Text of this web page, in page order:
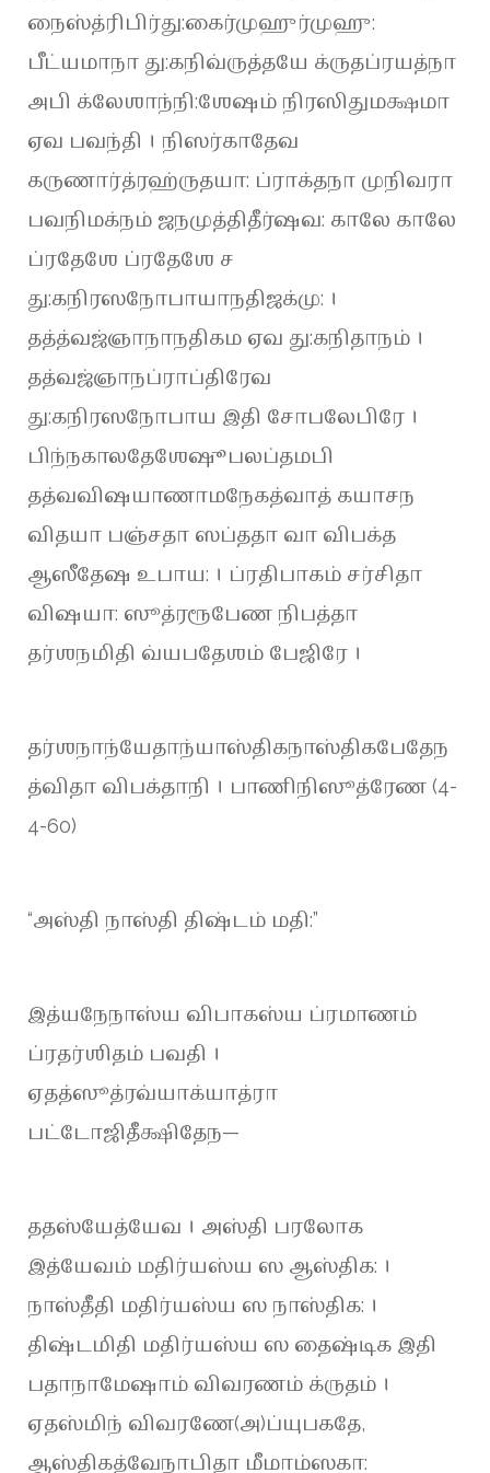
நைஸ்த்ரிபிர்து:கைர்முஹுர்முஹு:
பீட்யமாநா து:கநிவ்ருத்தயே க்ருதப்ரயத்நா
அபி க்லேஶாந்நி:ஶேஷம் நிரஸிதுமக்ஷமா
ஏவ பவந்தி । நிஸர்காதேவ
கருணார்த்ரஹ்ருதயா: ப்ராக்தநா முநிவரா
பவநிமக்நம் ஜநமுத்திதீர்ஷவ: காலே காலே
ப்ரதேஶே ப்ரதேஶே ச
து:கநிரஸநோபாயாநதிஜக்மு: ।
தத்த்வஜ்ஞாநாநதிகம ஏவ து:கநிதாநம் ।
தத்வஜ்ஞாநப்ராப்திரேவ
து:கநிரஸநோபாய இதி சோபலேபிரே ।
பிந்நகாலதேஶேஷூபலப்தமபி
தத்வவிஷயாணாமநேகத்வாத் கயாசந
விதயா பஞ்சதா ஸப்ததா வா விபக்த
ஆஸீதேஷ உபாய: । ப்ரதிபாகம் சர்சிதா
விஷயா: ஸூத்ரரூபேண நிபத்தா
தர்ஶநமிதி வ்யபதேஶம் பேஜிரே ।
தர்ஶநாந்யேதாந்யாஸ்திகநாஸ்திகபேதேந
த்விதா விபக்தாநி । பாணிநிஸூத்ரேண (4-
4-60)
“அஸ்தி நாஸ்தி திஷ்டம் மதி:”
இத்யநேநாஸ்ய விபாகஸ்ய ப்ரமாணம்
ப்ரதர்ஶிதம் பவதி ।
ஏதத்ஸூத்ரவ்யாக்யாத்ரா
பட்டோஜிதீக்ஷிதேந—
ததஸ்யேத்யேவ । அஸ்தி பரலோக
இத்யேவம் மதிர்யஸ்ய ஸ ஆஸ்திக: ।
நாஸ்தீதி மதிர்யஸ்ய ஸ நாஸ்திக: ।
திஷ்டமிதி மதிர்யஸ்ய ஸ தைஷ்டிக இதி
பதாநாமேஷாம் விவரணம் க்ருதம் ।
ஏதஸ்மிந் விவரணே(அ)ப்யுபகதே,
ஆஸ்திகத்வேநாபிதா மீமாம்ஸகா: